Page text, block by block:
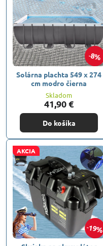
8%
Solárna plachta 549 x 274
cm modro čierna
Skladom
41,90 €
Do košíka
19%
AKCIA